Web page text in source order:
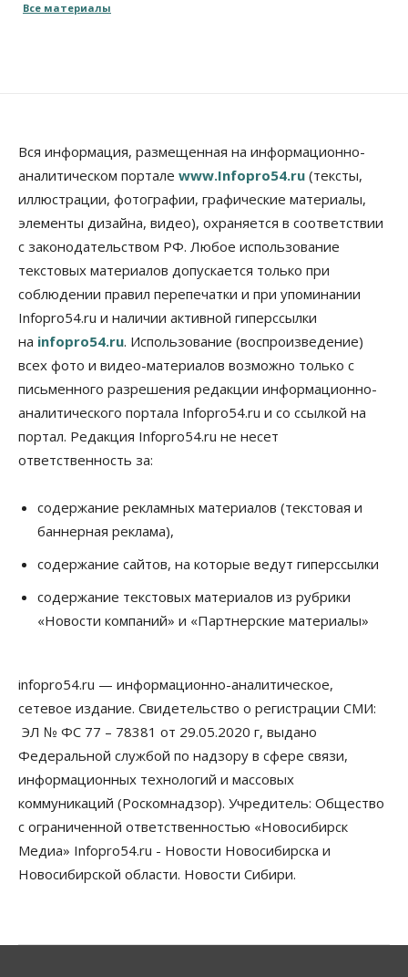
Работодатели Новосибирска заявили в центры
занятости почти 32 тысячи вакансий
09 Августа 2026, 09:00
Бизнес Общество
Спрос на машино-места в
Новосибирской области вырос в полтора раза
08 Августа 2026, 18:00
Общество
К современному юридическому образованию в
России возникает много вопросов
08 Августа 2026, 17:00
Новосибирские вузы опубликовали
приказы о зачислении на бюджетные места
Искусственный интеллект впервые выписал
штраф за борщевик
08 Августа 2026, 15:00
Продажи подержанных электромобилей в
Новосибирской области растут второй месяц
08 Августа 2026, 13:00
Детские центры Новосибирска
перегибают с «педагогикой успеха», считает
психолог
08 Августа 2026, 11:00
Бизнес
Союз продавцов маркетплейсов
обратился в правительство РФ из-за атак на WB
08 Августа 2026, 10:00
Общество
Новосибирцы будут получать квитанции за ЖКУ
Все материалы
Вся информация, размещенная на информационно-
аналитическом портале www.Infopro54.ru (тексты,
иллюстрации, фотографии, графические материалы,
элементы дизайна, видео), охраняется в соответствии
с законодательством РФ. Любое использование
текстовых материалов допускается только при
соблюдении правил перепечатки и при упоминании
Infopro54.ru и наличии активной гиперссылки
на infopro54.ru. Использование (воспроизведение)
всех фото и видео-материалов возможно только с
письменного разрешения редакции информационно-
аналитического портала Infopro54.ru и со ссылкой на
портал. Редакция Infopro54.ru не несет
ответственность за:
содержание рекламных материалов (текстовая и
баннерная реклама),
содержание сайтов, на которые ведут гиперссылки
содержание текстовых материалов из рубрики
«Новости компаний» и «Партнерские материалы»
infopro54.ru — информационно-аналитическое,
сетевое издание. Свидетельство о регистрации СМИ:
ЭЛ № ФС 77 – 78381 от 29.05.2020 г, выдано
Федеральной службой по надзору в сфере связи,
информационных технологий и массовых
коммуникаций (Роскомнадзор). Учредитель: Общество
с ограниченной ответственностью «Новосибирск
Медиа» Infopro54.ru - Новости Новосибирска и
Новосибирской области. Новости Сибири.